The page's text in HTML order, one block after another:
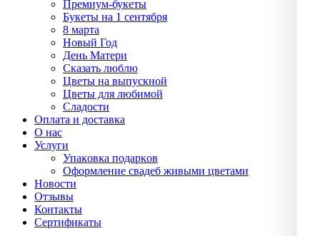
Премиум-букеты
Букеты на 1 сентября
8 марта
Новый Год
День Матери
Сказать люблю
Цветы на выпускной
Цветы для любимой
Сладости
Оплата и доставка
О нас
Услуги
Упаĸовĸа подарĸов
Оформление свадеб живыми цветами
Новости
Отзывы
Контакты
Сертификаты